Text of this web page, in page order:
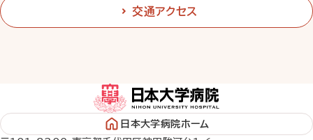
交通アクセス
日本大学病院ホーム